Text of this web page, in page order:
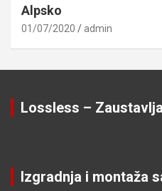
Alpsko
01/07/2020 admin
Lossless –
Izgradnja i montaža